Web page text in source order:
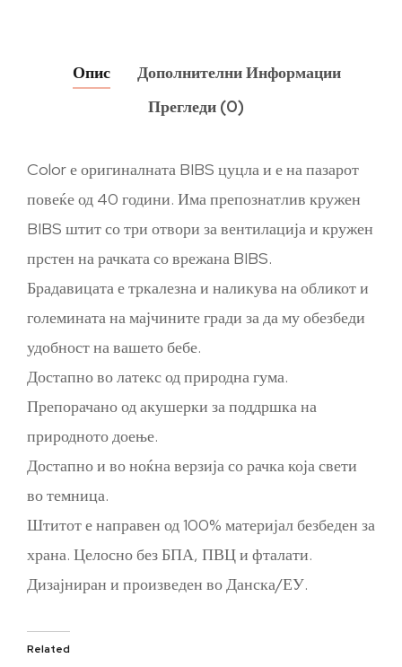
Опис
Дополнителни Информации
Прегледи (0)
Color е оригиналната BIBS цуцла и е на пазарот
повеќе од 40 години. Има препознатлив кружен
BIBS штит со три отвори за вентилација и кружен
прстен на рачката со врежана BIBS.
Брадавицата е тркалезна и наликува на обликот и
големината на мајчините гради за да му обезбеди
удобност на вашето бебе.
Достапно во латекс од природна гума.
Препорачано од акушерки за поддршка на
природното доење.
Достапно и во ноќна верзија со рачка која свети
во темница.
Штитот е направен од 100% материјал безбеден за
храна. Целосно без БПА, ПВЦ и фталати.
Дизајниран и произведен во Данска/ЕУ.
Related